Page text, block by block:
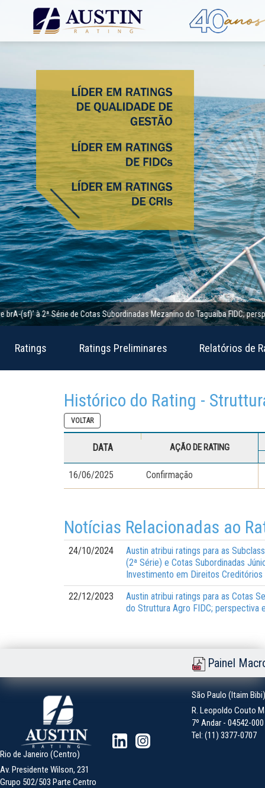
à 2ª Série de Cotas Subordinadas Mezanino do Taguaíba FIDC;
Ratings Ratings Preliminares Relatórios de
Histórico do Rating -
VOLTAR
DATA AÇÃO DE RATING
16/06/2025 Confirmação
Notícias Relacionadas ao
24/10/2024
Austin atribui ratings para as
(2ª Série) e Cotas Subordinadas
Investimento em Direitos
22/12/2023
Austin atribui ratings para as Cotas
do Struttura Agro FIDC; perspectiva
Painel
São Paulo (Itaim Bibi)
R. Leopoldo Couto
7º Andar - 04542-
Tel: (11) 3377-0707
Rio de Janeiro (Centro)
Av. Presidente Wilson, 231
Grupo 502/503 Parte Centro